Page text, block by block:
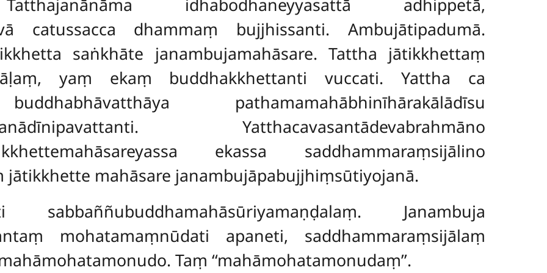
idhabodhaneyyasattā adhippetā,
catussacca dhammaṃ bujjhissanti. Ambujātipadumā.
saṅkhāte janambujamahāsare. Tattha jātikkhettaṃ
yaṃ ekaṃ buddhakkhettanti vuccati. Yattha ca
pathamamahābhinīhārakālādīsu
Yatthacavasantādevabrahmāno
ekassa saddhammaraṃsijālino
jātikkhette mahāsare janambujāpabujjhiṃsūtiyojanā.
sabbaññubuddhamahāsūriyamaṇḍalaṃ. Janambuja
mohatamaṃnūdati apaneti, saddhammaraṃsijālaṃ
Taṃ ‘‘mahāmohatamonudaṃ’’.